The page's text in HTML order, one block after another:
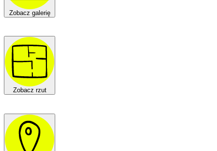
Zobacz galerię
Zobacz rzut